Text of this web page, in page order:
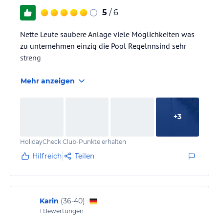
5 / 6
Nette Leute saubere Anlage viele Möglichkeiten was
zu unternehmen einzig die Pool Regelnnsind sehr
streng
Mehr anzeigen
+3
HolidayCheck Club-Punkte erhalten
Hilfreich Teilen
Karin (36-40)
1 Bewertungen